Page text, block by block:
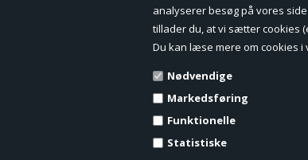
analyserer besøg på vores
tillader du, at vi sætter cookies
Du kan læse mere om cookies i
Nødvendige
Markedsføring
Funktionelle
Statistiske
Mandag-Fredag: 8.00 - 17.00
Ring gerne for lagerstatus inden besøg i